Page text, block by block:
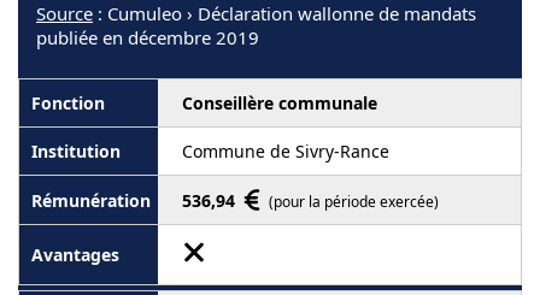
Source : Cumuleo › Déclaration wallonne de mandats
publiée en décembre 2019
Conseillère communale
Commune de Sivry-Rance
536,94 (pour la période exercée)